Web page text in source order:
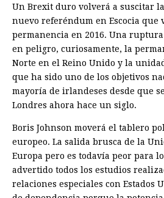
Un Brexit duro volverá a suscitar
nuevo referéndum en Escocia que
permanencia en 2016. Una
en peligro, curiosamente, la
Norte en el Reino Unido y la
que ha sido uno de los objetivos
mayoría de irlandeses desde que
Londres ahora hace un siglo.
Boris Johnson moverá el tablero
europeo. La salida brusca de la
Europa pero es todavía peor para
advertido todos los estudios
relaciones especiales con Estados